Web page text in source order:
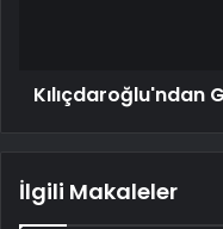
Kılıçdaroğlu'ndan
İlgili Makaleler